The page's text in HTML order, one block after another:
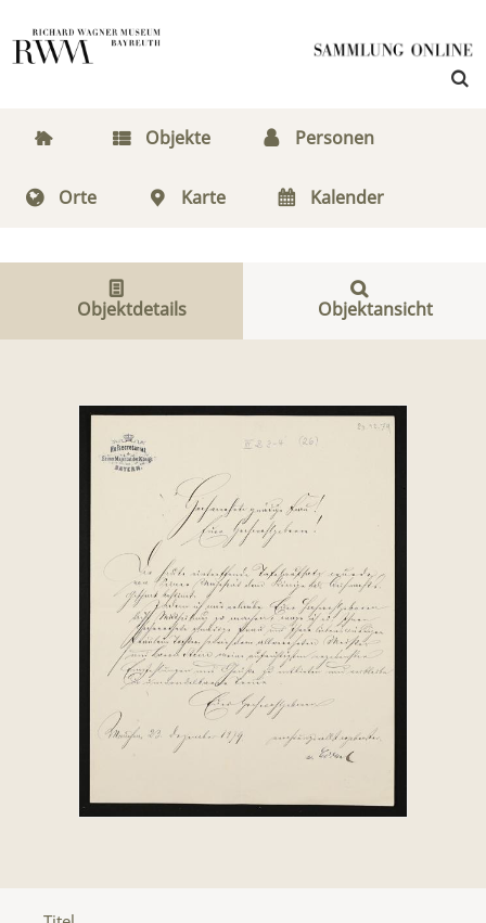
Objekte Personen
Orte Karte Kalender
Objektdetails Objektansicht